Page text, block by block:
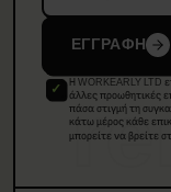
ΕΓΓΡΑΦΗ
Η WORKEARLY LTD
άλλες προωθητικές
πάσα στιγμή τη
κάτω μέρος κάθε
μπορείτε να βρείτε